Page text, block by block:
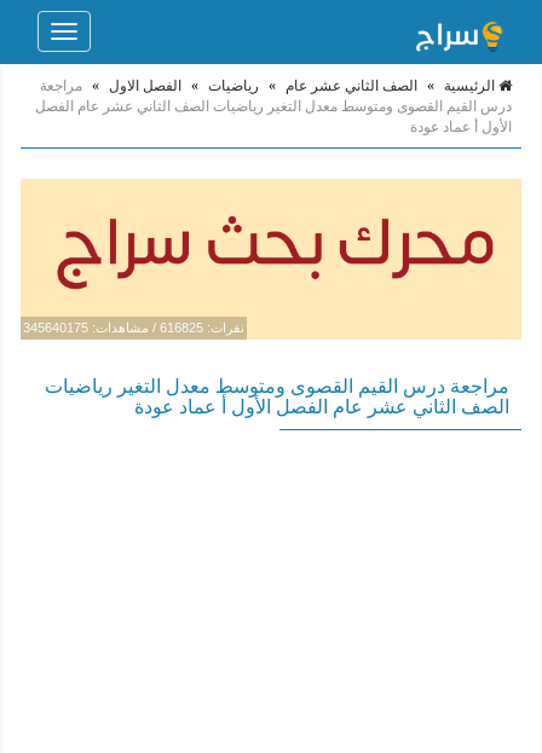
Toggle
الرئيسية » الصف الثاني عشر عام » رياضيات » الفصل الاول » مراجعة
درس القيم القصوى ومتوسط معدل التغير رياضيات الصف الثاني عشر عام الفصل
الأول أ عماد عودة
نقرات: 616825 / مشاهدات: 345640175
مراجعة درس القيم القصوى ومتوسط معدل التغير رياضيات
الصف الثاني عشر عام الفصل الأول أ عماد عودة